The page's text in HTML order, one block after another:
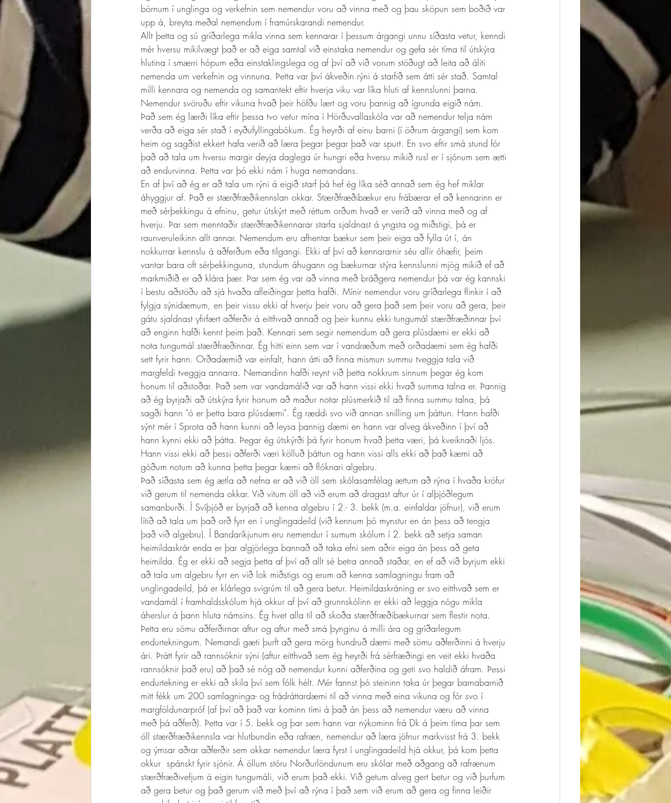
börnum í unglinga og verkefnin sem nemendur voru að vinna með og þau sköpun sem boðið var
upp á, breyta meðal nemendum í framúrskarandi nemendur.
Allt þetta og sú gríðarlega mikla vinna sem kennarar í þessum árgangi unnu síðasta vetur, kenndi
mér hversu mikilvægt það er að eiga samtal við einstaka nemendur og gefa sér tíma til útskýra
hlutina í smærri hópum eða einstaklingslega og af því að við vorum stöðugt að leita að áliti
nemenda um verkefnin og vinnuna. Þetta var því ákveðin rýni á starfið sem átti sér stað. Samtal
milli kennara og nemenda og samantekt eftir hverja viku var líka hluti af kennslunni þarna.
Nemendur svöruðu eftir vikuna hvað þeir höfðu lært og voru þannig að ígrunda eigið nám.
Það sem ég lærði líka eftir þessa tvo vetur mína í Hörðuvallaskóla var að nemendur telja nám
verða að eiga sér stað í eyðufyllingabókum. Ég heyrði af einu barni (í öðrum árgangi) sem kom
heim og sagðist ekkert hafa verið að læra þegar þegar það var spurt. En svo eftir smá stund fór
það að tala um hversu margir deyja daglega úr hungri eða hversu mikið rusl er í sjónum sem ætti
að endurvinna. Þetta var þó ekki nám í huga nemandans.
En af því að ég er að tala um rýni á eigið starf þá hef ég líka séð annað sem ég hef miklar
áhyggjur af. Það er stærðfræðikennslan okkar. Stærðfræðibækur eru frábærar ef að kennarinn er
með sérþekkingu á efninu, getur útskýrt með réttum orðum hvað er verið að vinna með og af
hverju. Þar sem menntaðir stærðfræðikennarar starfa sjaldnast á yngsta og miðstigi, þá er
raunveruleikinn allt annar. Nemendum eru afhentar bækur sem þeir eiga að fylla út í, án
nokkurrar kennslu á aðferðum eða tilgangi. Ekki af því að kennararnir séu allir óhæfir, þeim
vantar bara oft sérþekkinguna, stundum áhugann og bækurnar stýra kennslunni mjög mikið ef að
markmiðið er að klára þær. Þar sem ég var að vinna með bráðgera nemendur þá var ég kannski
í bestu aðstöðu að sjá hvaða afleiðingar þetta hafði. Mínir nemendur voru gríðarlega flinkir í að
fylgja sýnidæmum, en þeir vissu ekki af hverju þeir voru að gera það sem þeir voru að gera, þeir
gátu sjaldnast yfirfært aðferðir á eitthvað annað og þeir kunnu ekki tungumál stærðfræðinnar því
að enginn hafði kennt þeim það. Kennari sem segir nemendum að gera plúsdæmi er ekki að
nota tungumál stærðfræðinnar. Ég hitti einn sem var í vandræðum með orðadæmi sem ég hafði
sett fyrir hann. Orðadæmið var einfalt, hann átti að finna mismun summu tveggja tala við
margfeldi tveggja annarra. Nemandinn hafði reynt við þetta nokkrum sinnum þegar ég kom
honum til aðstoðar. Það sem var vandamálið var að hann vissi ekki hvað summa talna er. Þannig
að ég byrjaði að útskýra fyrir honum að maður notar plúsmerkið til að finna summu talna, þá
sagði hann "ó er þetta bara plúsdæmi". Ég ræddi svo við annan snilling um þáttun. Hann hafði
sýnt mér í Sprota að hann kunni að leysa þannig dæmi en hann var alveg ákveðinn í því að
hann kynni ekki að þátta. Þegar ég útskýrði þá fyrir honum hvað þetta væri, þá kveiknaði ljós.
Hann vissi ekki að þessi aðferði væri kölluð þáttun og hann vissi alls ekki að það kæmi að
góðum notum að kunna þetta þegar kæmi að flóknari algebru.
Það síðasta sem ég ætla að nefna er að við öll sem skólasamfélag ættum að rýna í hvaða kröfur
við gerum til nemenda okkar. Við vitum öll að við erum að dragast aftur úr í alþjóðlegum
samanburði. Í Svíþjóð er byrjað að kenna algebru í 2.- 3. bekk (m.a. einfaldar jöfnur), við erum
lítið að tala um það orð fyrr en í unglingadeild (við kennum þó mynstur en án þess að tengja
það við algebru). Í Bandaríkjunum eru nemendur í sumum skólum í 2. bekk að setja saman
heimildaskrár enda er þar algjörlega bannað að taka efni sem aðrir eiga án þess að geta
heimilda. Ég er ekki að segja þetta af því að allt sé betra annað staðar, en ef að við byrjum ekki
að tala um algebru fyrr en við lok miðstigs og erum að kenna samlagningu fram að
unglingadeild, þá er klárlega svigrúm til að gera betur. Heimildaskráning er svo eitthvað sem er
vandamál í framhaldsskólum hjá okkur af því að grunnskólinn er ekki að leggja nógu mikla
áherslur á þann hluta námsins. Ég hvet alla til að skoða stærðfræðibækurnar sem flestir nota.
Þetta eru sömu aðferðirnar aftur og aftur með smá þynginu á milli ára og gríðarlegum
endurtekningum. Nemandi gæti þurft að gera mörg hundruð dæmi með sömu aðferðinni á hverju
ári. Þrátt fyrir að rannsóknir sýni (aftur eitthvað sem ég heyrði frá sérfræðingi en veit ekki hvaða
rannsóknir það eru) að það sé nóg að nemendur kunni aðferðina og geti svo haldið áfram. Þessi
endurtekning er ekki að skila því sem fólk hélt. Mér fannst þó steininn taka úr þegar barnabarnið
mitt fékk um 200 samlagninga- og frádráttardæmi til að vinna með eina vikuna og fór svo í
margföldunarpróf (af því að það var kominn tími á það án þess að nemendur væru að vinna
með þá aðferð). Þetta var í 5. bekk og þar sem hann var nýkominn frá Dk á þeim tíma þar sem
öll stærðfræðikennsla var hlutbundin eða rafræn, nemendur að læra jöfnur markvisst frá 3. bekk
og ýmsar aðrar aðferðir sem okkar nemendur læra fyrst í unglingadeild hjá okkur, þá kom þetta
okkur  spánskt fyrir sjónir. Á öllum stóru Norðurlöndunum eru skólar með aðgang að rafrænum
stærðfræðivefjum á eigin tungumáli, við erum það ekki. Við getum alveg gert betur og við þurfum
að gera betur og það gerum við með því að rýna í það sem við erum að gera og finna leiðir